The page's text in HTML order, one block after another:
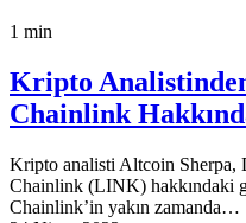
1 min
Kripto
Chainlink
Kripto analisti Altcoin
Chainlink (LINK) hakkındaki
Chainlink’in yakın zamanda…